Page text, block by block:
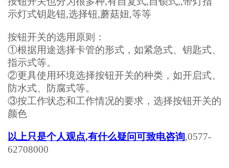
示灯式钥匙钮,选择钮,蘑菇妞,等等
按钮开关的选用原则：
①根据用途选择卡管的形式，如紧急式、钥匙式、
指示式等。
②更具使用环境选择按钮开关的种类，如开启式、
防水式、防腐式等。
③按工作状态和工作情况的要求，选择按钮开关的
颜色
以上只是个人观点,有什么疑问可致电咨询,0577-
62708000